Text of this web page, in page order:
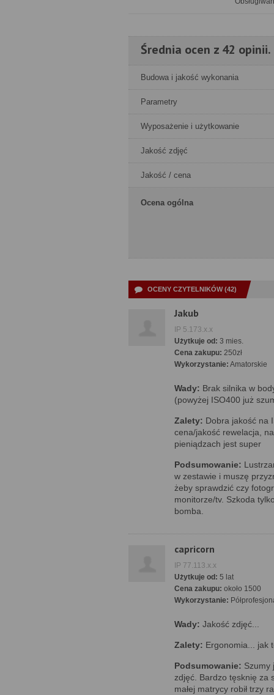
Średnia ocen z 42 opinii.
Budowa i jakość wykonania
Parametry
Wyposażenie i użytkowanie
Jakość zdjęć
Jakość / cena
Ocena ogólna
OCENY CZYTELNIKÓW (42)
Jakub
IP 5.173.x.x
Użytkuje od: 3 mies.
Cena zakupu: 250zł
Wykorzystanie: Amatorskie
Wady: Brak silnika w
(powyżej ISO400 już
Zalety: Dobra jakość na
cena/jakość rewelacja,
pieniądzach jest super
Podsumowanie:
w zestawie i muszę
żeby sprawdzić czy
monitorze/tv. Szkoda
bomba.
capricorn
IP 77.113.x.x
Użytkuje od: 5 lat
Cena zakupu: około 1500
Wykorzystanie:
Wady: Jakość zdjęć...
Zalety: Ergonomia... jak
Podsumowanie: Szumy
zdjęć. Bardzo tęsknię za
małej matrycy robił trzy